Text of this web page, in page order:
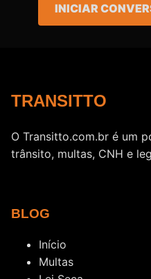
INICIAR
TRANSITTO
O Transitto.com.br é um
trânsito, multas, CNH e
BLOG
Início
Multas